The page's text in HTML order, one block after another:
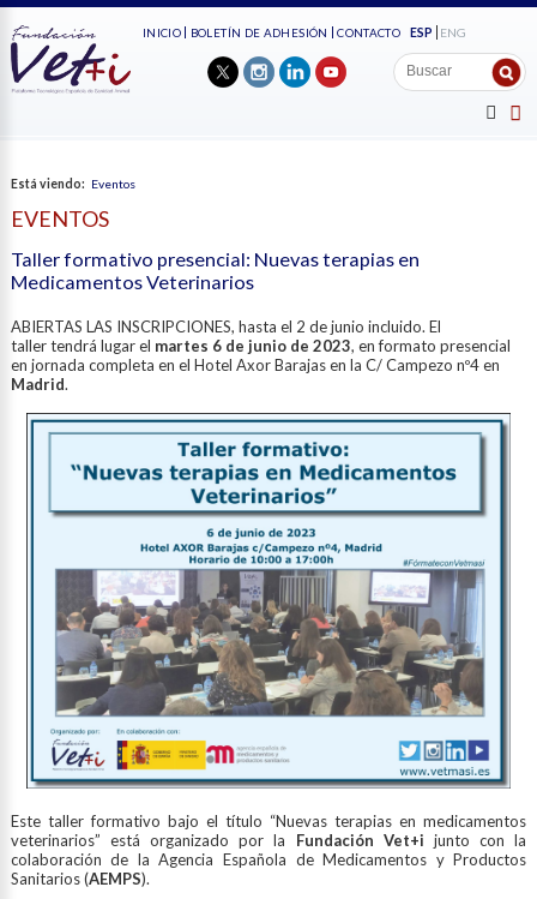
INICIO BOLETÍN DE ADHESIÓN CONTACTO ESP ENG
Está viendo: Eventos
EVENTOS
Taller formativo presencial: Nuevas terapias en
Medicamentos Veterinarios
ABIERTAS LAS INSCRIPCIONES, hasta el 2 de junio incluido. El
taller tendrá lugar el martes 6 de junio de 2023, en formato presencial
en jornada completa en el Hotel Axor Barajas en la C/ Campezo nº4 en
Madrid.
Este taller formativo bajo el título “Nuevas terapias en medicamentos
veterinarios” está organizado por la Fundación Vet+i junto con la
colaboración de la Agencia Española de Medicamentos y Productos
Sanitarios (AEMPS).